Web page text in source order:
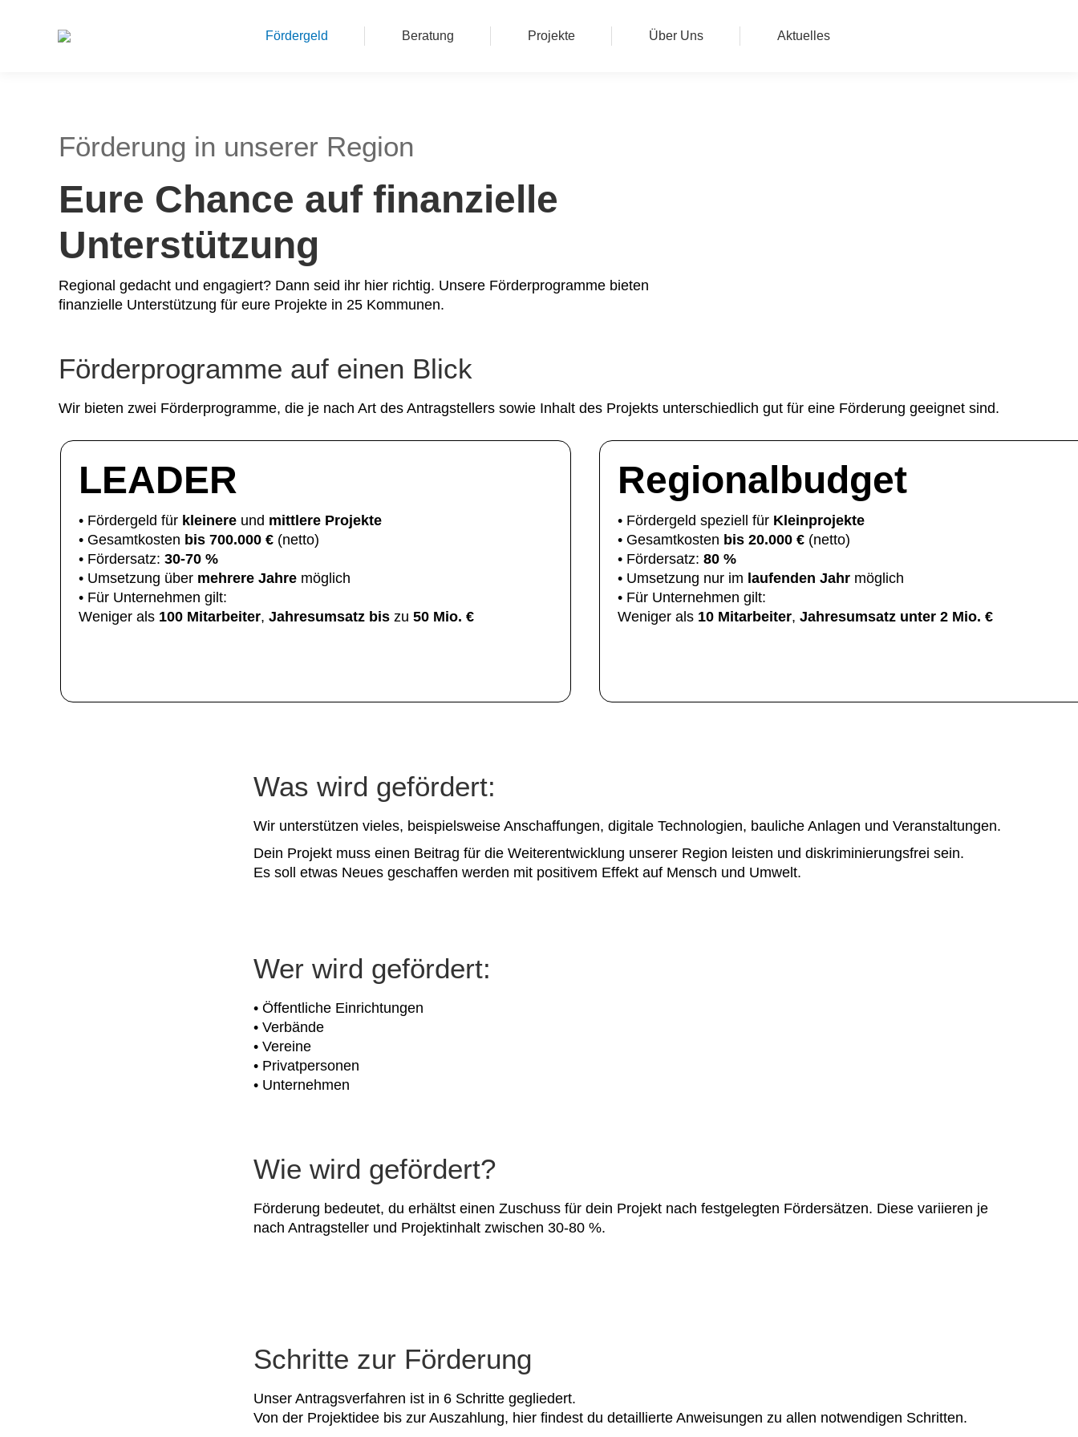
Fördergeld Beratung Projekte Über Uns Aktuelles
Förderung in unserer Region
Eure Chance auf finanzielle
Unterstützung
Regional gedacht und engagiert? Dann seid ihr hier richtig. Unsere Förderprogramme bieten
finanzielle Unterstützung für eure Projekte in 25 Kommunen.
Förderprogramme auf einen Blick
Wir bieten zwei Förderprogramme, die je nach Art des Antragstellers sowie Inhalt des Projekts unterschiedlich gut für eine Förderung geeignet sind.
LEADER
• Fördergeld für kleinere und mittlere Projekte
• Gesamtkosten bis 700.000 € (netto)
• Fördersatz: 30-70 %
• Umsetzung über mehrere Jahre möglich
• Für Unternehmen gilt:
Weniger als 100 Mitarbeiter, Jahresumsatz bis zu 50 Mio. €
Regional­budget
• Fördergeld speziell für Kleinprojekte
• Gesamtkosten bis 20.000 € (netto)
• Fördersatz: 80 %
• Umsetzung nur im laufenden Jahr möglich
• Für Unternehmen gilt:
Weniger als 10 Mitarbeiter, Jahresumsatz unter 2 Mio. €
Was wird gefördert:
Wir unterstützen vieles, beispielsweise Anschaffungen, digitale Technologien, bauliche Anlagen und Veranstaltungen.
Dein Projekt muss einen Beitrag für die Weiterentwicklung unserer Region leisten und diskriminierungsfrei sein.
Es soll etwas Neues geschaffen werden mit positivem Effekt auf Mensch und Umwelt.
Wer wird gefördert:
• Öffentliche Einrichtungen
• Verbände
• Vereine
• Privatpersonen
• Unternehmen
Wie wird gefördert?
Förderung bedeutet, du erhältst einen Zuschuss für dein Projekt nach festgelegten Fördersätzen. Diese variieren je
nach Antragsteller und Projektinhalt zwischen 30-80 %.
Schritte zur Förderung
Unser Antragsverfahren ist in 6 Schritte gegliedert.
Von der Projektidee bis zur Auszahlung, hier findest du detaillierte Anweisungen zu allen notwendigen Schritten.